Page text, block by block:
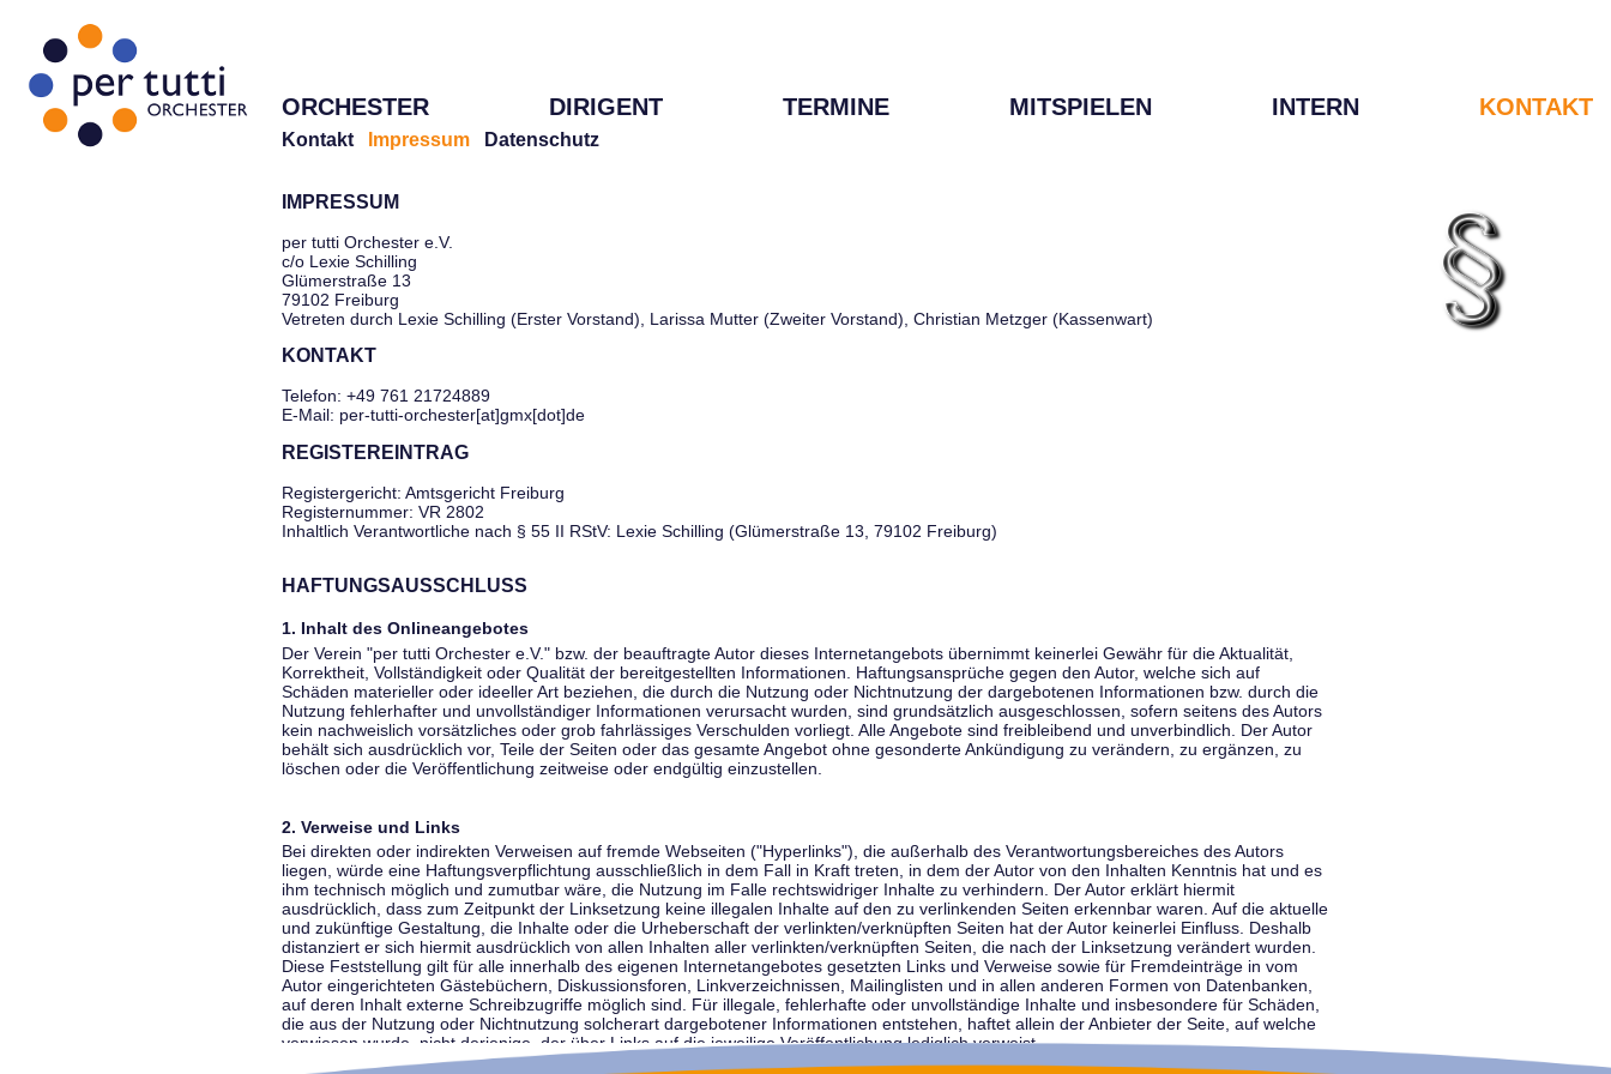
ORCHESTER DIRIGENT TERMINE MITSPIELEN INTERN KONTAKT
Kontakt Impressum Datenschutz
IMPRESSUM
per tutti Orchester e.V.
c/o Lexie Schilling
Glümerstraße 13
79102 Freiburg
Vetreten durch Lexie Schilling (Erster Vorstand), Larissa Mutter (Zweiter Vorstand), Christian Metzger (Kassenwart)
KONTAKT
Telefon: +49 761 21724889
E-Mail: per-tutti-orchester[at]gmx[dot]de
REGISTEREINTRAG
Registergericht: Amtsgericht Freiburg
Registernummer: VR 2802
Inhaltlich Verantwortliche nach § 55 II RStV: Lexie Schilling (Glümerstraße 13, 79102 Freiburg)
HAFTUNGSAUSSCHLUSS
1. Inhalt des Onlineangebotes
Der Verein "per tutti Orchester e.V." bzw. der beauftragte Autor dieses Internetangebots übernimmt keinerlei Gewähr für die Aktualität,
Korrektheit, Vollständigkeit oder Qualität der bereitgestellten Informationen. Haftungsansprüche gegen den Autor, welche sich auf
Schäden materieller oder ideeller Art beziehen, die durch die Nutzung oder Nichtnutzung der dargebotenen Informationen bzw. durch die
Nutzung fehlerhafter und unvollständiger Informationen verursacht wurden, sind grundsätzlich ausgeschlossen, sofern seitens des Autors
kein nachweislich vorsätzliches oder grob fahrlässiges Verschulden vorliegt. Alle Angebote sind freibleibend und unverbindlich. Der Autor
behält sich ausdrücklich vor, Teile der Seiten oder das gesamte Angebot ohne gesonderte Ankündigung zu verändern, zu ergänzen, zu
löschen oder die Veröffentlichung zeitweise oder endgültig einzustellen.
2. Verweise und Links
Bei direkten oder indirekten Verweisen auf fremde Webseiten ("Hyperlinks"), die außerhalb des Verantwortungsbereiches des Autors
liegen, würde eine Haftungsverpflichtung ausschließlich in dem Fall in Kraft treten, in dem der Autor von den Inhalten Kenntnis hat und es
ihm technisch möglich und zumutbar wäre, die Nutzung im Falle rechtswidriger Inhalte zu verhindern. Der Autor erklärt hiermit
ausdrücklich, dass zum Zeitpunkt der Linksetzung keine illegalen Inhalte auf den zu verlinkenden Seiten erkennbar waren. Auf die aktuelle
und zukünftige Gestaltung, die Inhalte oder die Urheberschaft der verlinkten/verknüpften Seiten hat der Autor keinerlei Einfluss. Deshalb
distanziert er sich hiermit ausdrücklich von allen Inhalten aller verlinkten/verknüpften Seiten, die nach der Linksetzung verändert wurden.
Diese Feststellung gilt für alle innerhalb des eigenen Internetangebotes gesetzten Links und Verweise sowie für Fremdeinträge in vom
Autor eingerichteten Gästebüchern, Diskussionsforen, Linkverzeichnissen, Mailinglisten und in allen anderen Formen von Datenbanken,
auf deren Inhalt externe Schreibzugriffe möglich sind. Für illegale, fehlerhafte oder unvollständige Inhalte und insbesondere für Schäden,
die aus der Nutzung oder Nichtnutzung solcherart dargebotener Informationen entstehen, haftet allein der Anbieter der Seite, auf welche
verwiesen wurde, nicht derjenige, der über Links auf die jeweilige Veröffentlichung lediglich verweist.